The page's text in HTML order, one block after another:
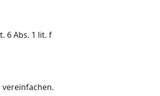
6 Abs. 1 lit. f